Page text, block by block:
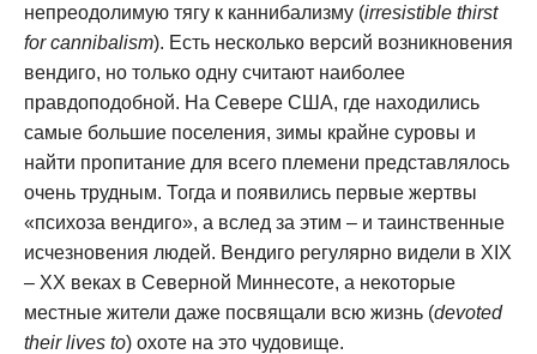
непреодолимую тягу к каннибализму (irresistible thirst
for cannibalism). Есть несколько версий возникновения
вендиго, но только одну считают наиболее
правдоподобной. На Севере США, где находились
самые большие поселения, зимы крайне суровы и
найти пропитание для всего племени представлялось
очень трудным. Тогда и появились первые жертвы
«психоза вендиго», а вслед за этим – и таинственные
исчезновения людей. Вендиго регулярно видели в XIX
– XX веках в Северной Миннесоте, а некоторые
местные жители даже посвящали всю жизнь (devoted
their lives to) охоте на это чудовище.